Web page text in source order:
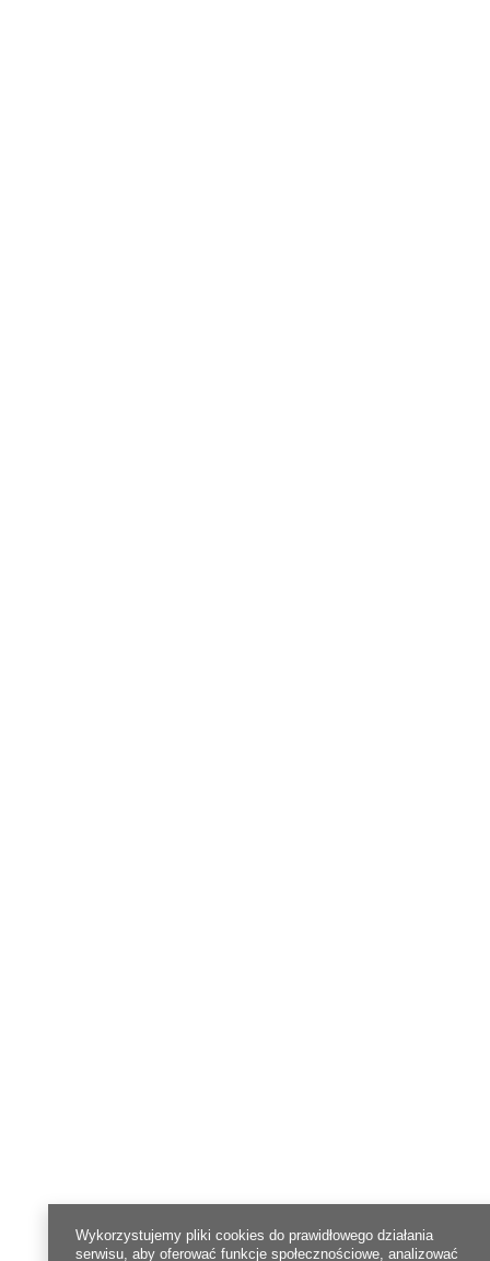
Wykorzystujemy pliki cookies do prawidłowego działania
serwisu, aby oferować funkcje społecznościowe, analizować